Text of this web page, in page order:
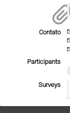
Contato
Participants
Surveys